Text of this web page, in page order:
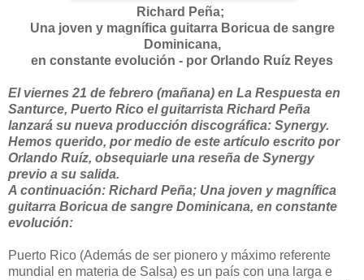
Richard Peña;
Una joven y magnífica guitarra Boricua de sangre
Dominicana,
en constante evolución - por Orlando Ruíz Reyes
El viernes 21 de febrero (mañana) en La Respuesta en
Santurce, Puerto Rico el guitarrista Richard Peña
lanzará su nueva producción discográfica: Synergy.
Hemos querido, por medio de este artículo escrito por
Orlando Ruíz, obsequiarle una reseña de Synergy
previo a su salida.
A continuación: Richard Peña; Una joven y magnífica
guitarra Boricua de sangre Dominicana, en constante
evolución:
Puerto Rico (Además de ser pionero y máximo referente
mundial en materia de Salsa) es un país con una larga e